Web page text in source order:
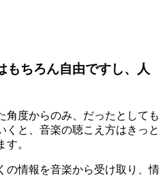
もちろん自由ですし、人
角度からのみ、だったとしても
くと、音楽の聴こえ方はきっと
。
の情報を音楽から受け取り、情